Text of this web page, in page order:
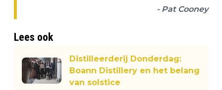
- Pat Cooney
Lees ook
Distilleerderij Donderdag:
Boann Distillery en het belang
van solstice